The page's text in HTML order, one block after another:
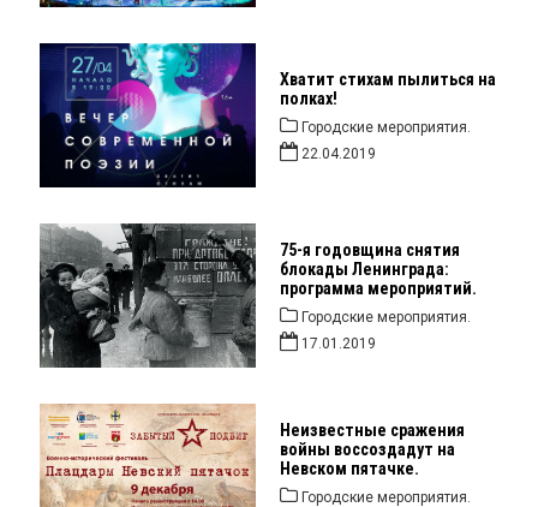
Хватит стихам пылиться на
полках!
Городские мероприятия.
22.04.2019
75-я годовщина снятия
блокады Ленинграда:
программа мероприятий.
Городские мероприятия.
17.01.2019
Неизвестные сражения
войны воссоздадут на
Невском пятачке.
Городские мероприятия.